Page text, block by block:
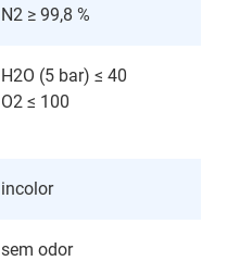
N2 ≥ 99,8 %
H2O (5 bar) ≤ 40
O2 ≤ 100
incolor
sem odor